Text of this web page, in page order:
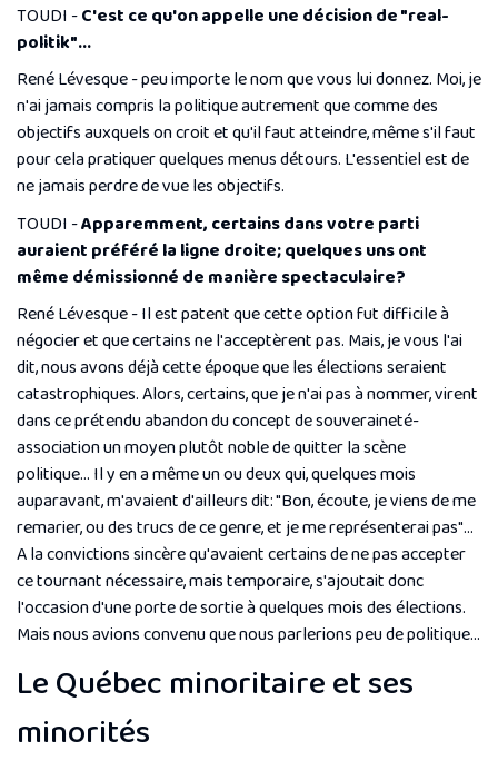
TOUDI -C'est ce qu'on appelle une décision de "real-
politik"...
René Lévesque - peu importe le nom que vous lui donnez. Moi, je
n'ai jamais compris la politique autrement que comme des
objectifs auxquels on croit et qu'il faut atteindre, même s'il faut
pour cela pratiquer quelques menus détours. L'essentiel est de
ne jamais perdre de vue les objectifs.
TOUDI -Apparemment, certains dans votre parti
auraient préféré la ligne droite; quelques uns ont
même démissionné de manière spectaculaire?
René Lévesque - Il est patent que cette option fut difficile à
négocier et que certains ne l'acceptèrent pas. Mais, je vous l'ai
dit, nous avons déjà cette époque que les élections seraient
catastrophiques. Alors, certains, que je n'ai pas à nommer, virent
dans ce prétendu abandon du concept de souveraineté-
association un moyen plutôt noble de quitter la scène
politique... Il y en a même un ou deux qui, quelques mois
auparavant, m'avaient d'ailleurs dit: "Bon, écoute, je viens de me
remarier, ou des trucs de ce genre, et je me représenterai pas"...
A la convictions sincère qu'avaient certains de ne pas accepter
ce tournant nécessaire, mais temporaire, s'ajoutait donc
l'occasion d'une porte de sortie à quelques mois des élections.
Mais nous avions convenu que nous parlerions peu de politique...
Le Québec minoritaire et ses
minorités